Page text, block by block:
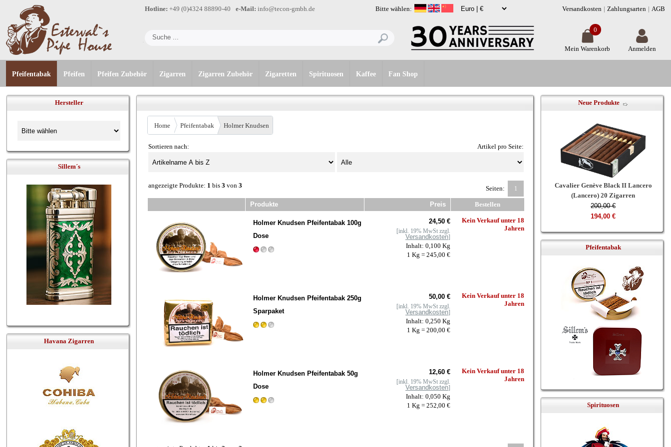
Bitte wählen:
Hotline: +49 (0)4324 88890-40 e-Mail: info@tecon-gmbh.de Versandkosten Zahlungsarten AGB
Anmelden
Mein Warenkorb
0
Pfeifentabak Pfeifen Pfeifen Zubehör Zigarren Zigarren Zubehör Zigaretten Spirituosen Kaffee Fan Shop
Hersteller
Sillem´s
Havana Zigarren
Home Pfeifentabak Holmer Knudsen
Sortieren nach: Artikel pro Seite:
angezeigte Produkte: 1 bis 3 von 3 Seiten: 1
Produkte Preis Bestellen
Holmer Knudsen Pfeifentabak 100g
Dose
24,50 €
[inkl. 19% MwSt zzgl.
Versandkosten]
Inhalt: 0,100 Kg
1 Kg = 245,00 €
Kein Verkauf unter 18
Jahren
Holmer Knudsen Pfeifentabak 250g
Sparpaket
50,00 €
[inkl. 19% MwSt zzgl.
Versandkosten]
Inhalt: 0,250 Kg
1 Kg = 200,00 €
Kein Verkauf unter 18
Jahren
Holmer Knudsen Pfeifentabak 50g
Dose
12,60 €
[inkl. 19% MwSt zzgl.
Versandkosten]
Inhalt: 0,050 Kg
1 Kg = 252,00 €
Kein Verkauf unter 18
Jahren
Neue Produkte
Cavalier Genève Black II Lancero
(Lancero) 20 Zigarren
200,00 €
194,00 €
Pfeifentabak
Spirituosen